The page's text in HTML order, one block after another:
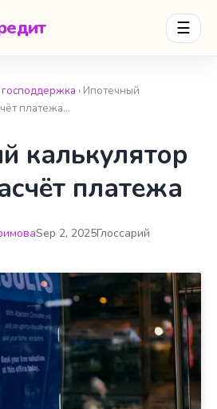
☰
› Ипотечный
платежа…
калькулятор
платежа
Sep 2, 2025Глоссарий